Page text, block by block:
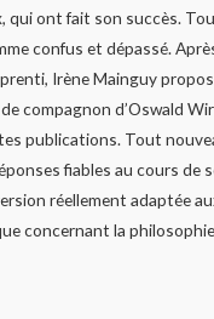
qui ont fait son succès.
confus et dépassé.
Irène Mainguy
compagnon d’Oswald
publications. Tout
fiables au cours de
réellement adaptée
concernant la